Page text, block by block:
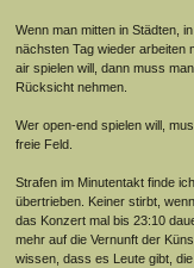
Wenn man mitten in Städten,
nächsten Tag wieder arbeiten
air spielen will, dann muss
Rücksicht nehmen.
Wer open-end spielen will,
freie Feld.
Strafen im Minutentakt finde
übertrieben. Keiner stirbt,
das Konzert mal bis 23:10
mehr auf die Vernunft der
wissen, dass es Leute gibt,